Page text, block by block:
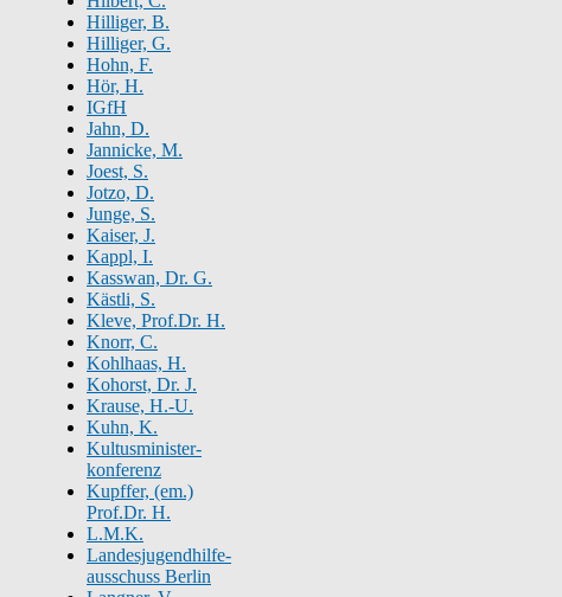
Hilliger, B.
Hilliger, G.
Hohn, F.
Hör, H.
IGfH
Jahn, D.
Jannicke, M.
Joest, S.
Jotzo, D.
Junge, S.
Kaiser, J.
Kappl, I.
Kasswan, Dr. G.
Kästli, S.
Kleve, Prof.Dr. H.
Knorr, C.
Kohlhaas, H.
Kohorst, Dr. J.
Krause, H.-U.
Kuhn, K.
Kultusminister-
konferenz
Kupffer, (em.)
Prof.Dr. H.
L.M.K.
Landesjugendhilfe-
ausschuss Berlin